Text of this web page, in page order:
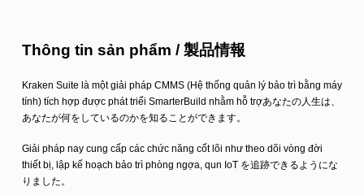
Thông tin sản phẩm / 製品情報
Kraken Suite là một giải pháp CMMS (Hệ thống quản lý bảo trì bằng máy
tính) tích hợp được phát triểi SmarterBuild nhằm hỗ trợあなたの人生は、
あなたが何をしているのかを知ることができます。
Giải pháp nay cung cấp các chức năng cốt lõi như theo dõi vòng đời
thiết bị, lập kế hoạch bảo trì phòng ngợa, qun IoT を追跡できるようにな
りました。